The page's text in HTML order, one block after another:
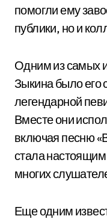
помогли ему
публики, но и
Одним из самых
Зыкина было его
легендарной
Вместе они
включая песню
стала
многих
Еще одним